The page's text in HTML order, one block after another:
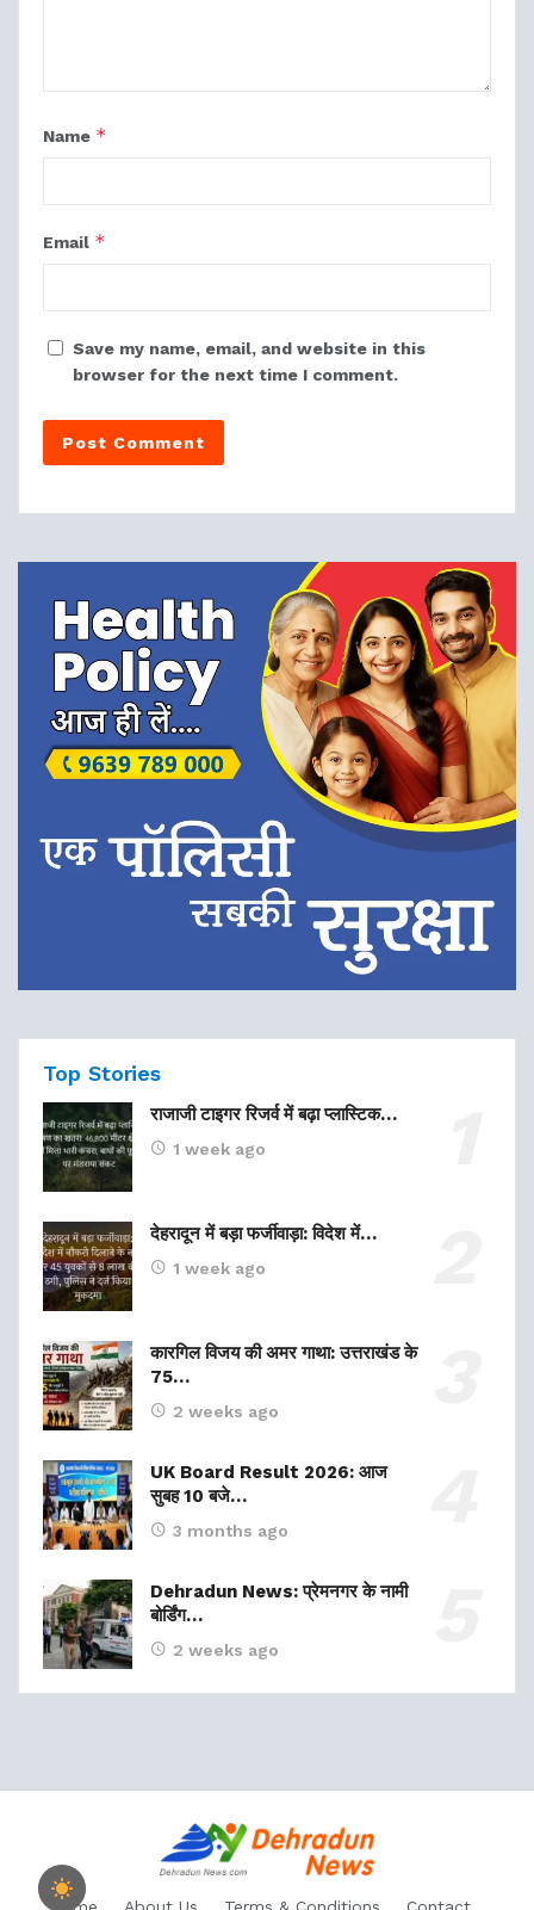
Name *
Email *
Save my name, email, and website in this
browser for the next time I comment.
Top Stories
राजाजी टाइगर रिजर्व में बढ़ा प्लास्टिक…
1 week ago
देहरादून में बड़ा फर्जीवाड़ा: विदेश में…
1 week ago
कारगिल विजय की अमर गाथा: उत्तराखंड के
75…
2 weeks ago
UK Board Result 2026: आज
सुबह 10 बजे…
3 months ago
Dehradun News: प्रेमनगर के नामी
बोर्डिंग…
2 weeks ago